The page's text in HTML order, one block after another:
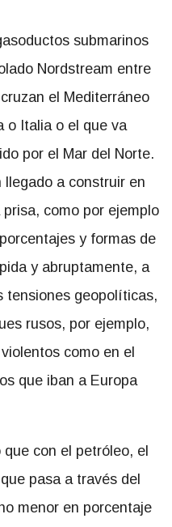
submarinos
Nordstream entre
el Mediterráneo
o Italia o el que va
por el Mar del Norte.
a construir en
como por ejemplo
y formas de
y abruptamente, a
tensiones geopolíticas,
rusos, por ejemplo,
como en el
que iban a Europa
con el petróleo, el
pasa a través del
menor en porcentaje